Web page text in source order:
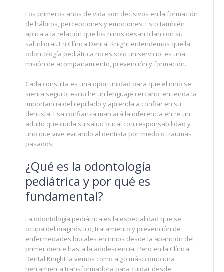
Los primeros años de vida son decisivos en la formación
de hábitos, percepciones y emociones. Esto también
aplica a la relación que los niños desarrollan con su
salud oral. En Clínica Dental Knight entendemos que la
odontología pediátrica no es solo un servicio: es una
misión de acompañamiento, prevención y formación.
Cada consulta es una oportunidad para que el niño se
sienta seguro, escuche un lenguaje cercano, entienda la
importancia del cepillado y aprenda a confiar en su
dentista. Esa confianza marcará la diferencia entre un
adulto que cuida su salud bucal con responsabilidad y
uno que vive evitando al dentista por miedo o traumas
pasados.
¿Qué es la odontología
pediátrica y por qué es
fundamental?
La odontología pediátrica es la especialidad que se
ocupa del diagnóstico, tratamiento y prevención de
enfermedades bucales en niños desde la aparición del
primer diente hasta la adolescencia. Pero en la Clínica
Dental Knight la vemos como algo más: como una
herramienta transformadora para cuidar desde